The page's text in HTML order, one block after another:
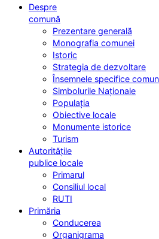
Despre
comună
Prezentare generală
Monografia comunei
Istoric
Strategia de dezvoltare
Însemnele specifice
Simbolurile Naționale
Populația
Obiective locale
Monumente istorice
Turism
Autoritățile
publice locale
Primarul
Consiliul local
RUTI
Primăria
Conducerea
Organigrama